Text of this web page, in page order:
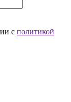
с политикой